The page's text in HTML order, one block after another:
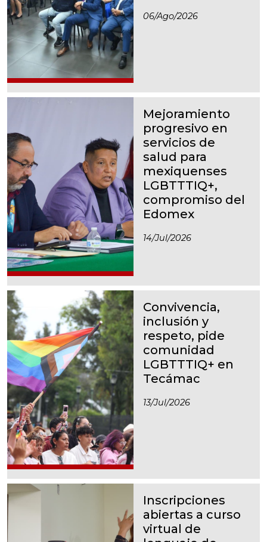
06/ago/2026
Mejoramiento
progresivo en
servicios de
salud para
mexiquenses
LGBTTTIQ+,
compromiso del
Edomex
14/jul/2026
Convivencia,
inclusión y
respeto, pide
comunidad
LGBTTTIQ+ en
Tecámac
13/jul/2026
Inscripciones
abiertas a curso
virtual de